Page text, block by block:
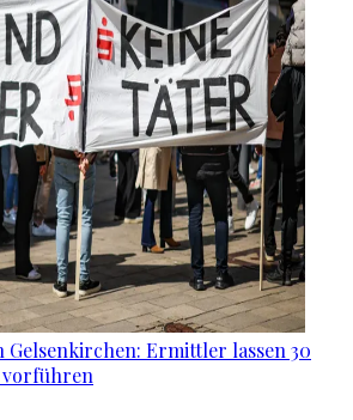
Gelsenkirchen: Ermittler lassen 30
vorführen